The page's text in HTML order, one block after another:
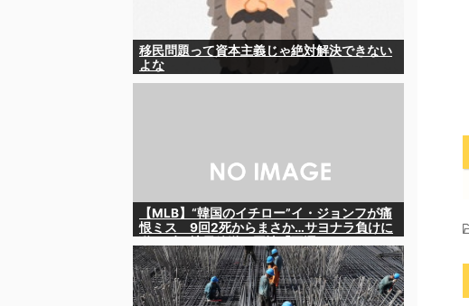
移民問題って資本主義じゃ絶対解決できない
よな
【MLB】“韓国のイチロー”イ・ジョンフが痛
恨ミス 9回2死からまさか…サヨナラ負けに